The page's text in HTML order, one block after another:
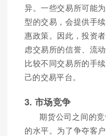
异。一些交易所可能
型的交易，会提供手
惠政策。因此，投资
虑交易所的信誉、流
比较不同交易所的手
己的交易平台。
3. 市场竞争
期货公司之间的
的水平。为了争夺客